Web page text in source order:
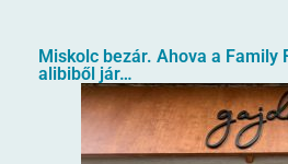
Miskolc bezár. Ahova a Family
alibiből jár…